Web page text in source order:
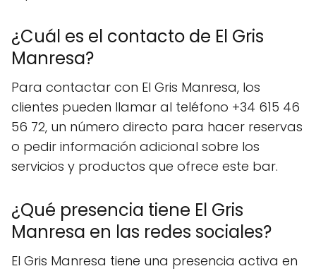
¿Cuál es el contacto de El Gris
Manresa?
Para contactar con El Gris Manresa, los
clientes pueden llamar al teléfono +34 615 46
56 72, un número directo para hacer reservas
o pedir información adicional sobre los
servicios y productos que ofrece este bar.
¿Qué presencia tiene El Gris
Manresa en las redes sociales?
El Gris Manresa tiene una presencia activa en